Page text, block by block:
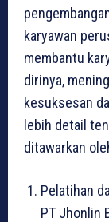
karyawan
membantu
dirinya,
kesuksesan
lebih detail
ditawarkan
Pelatihan
PT Jhonlin